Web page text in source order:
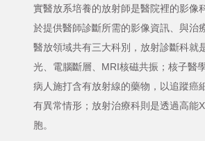
實醫放系培養的放射師是醫院裡的影像
於提供醫師診斷所需的影像資訊、與治
醫放領域共有三大科別，放射診斷科就
光、電腦斷層、MRI核磁共振；核子醫
病人施打含有放射線的藥物，以追蹤癌
有異常情形；放射治療科則是透過高能
胞。